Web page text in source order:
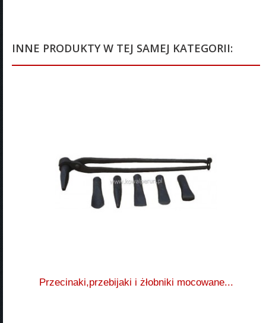
INNE PRODUKTY W TEJ SAMEJ KATEGORII:
Przecinaki,przebijaki i żłobniki mocowane...